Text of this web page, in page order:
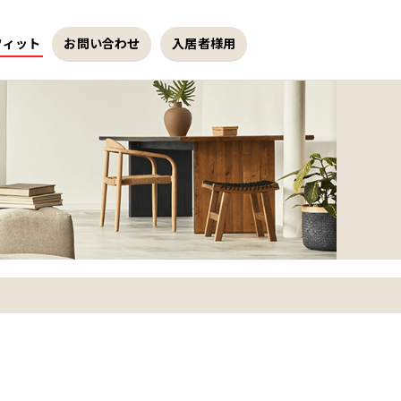
ット お問い合わせ 入居者様用